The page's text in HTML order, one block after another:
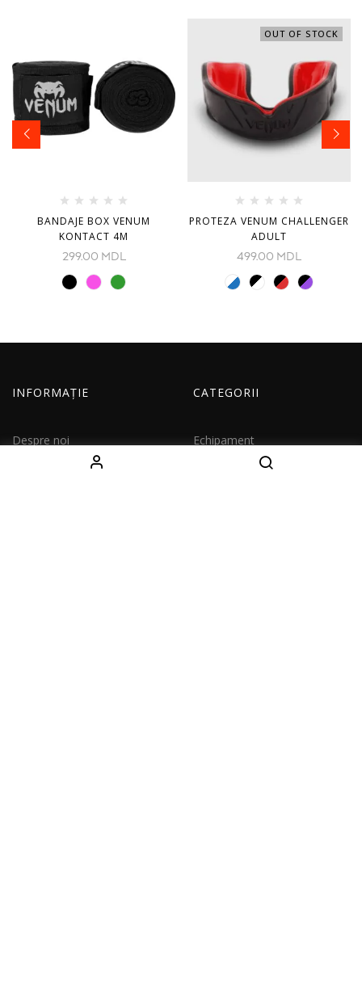
BANDAJE BOX VENUM
KONTACT 4M
299.00 MDL
OUT OF STOCK
PROTEZA VENUM CHALLENGER
ADULT
499.00 MDL
INFORMAȚIE
Despre noi
CATEGORII
Echipament
Imbracaminte